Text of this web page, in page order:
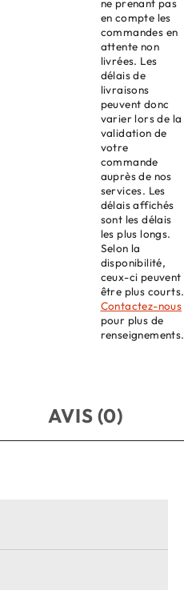
ne prenant pas
en compte les
commandes en
attente non
livrées. Les
délais de
livraisons
peuvent donc
varier lors de la
validation de
votre
commande
auprès de nos
services. Les
délais affichés
sont les délais
les plus longs.
Selon la
disponibilité,
ceux-ci peuvent
être plus courts.
Contactez-nous
pour plus de
renseignements.
AVIS (0)